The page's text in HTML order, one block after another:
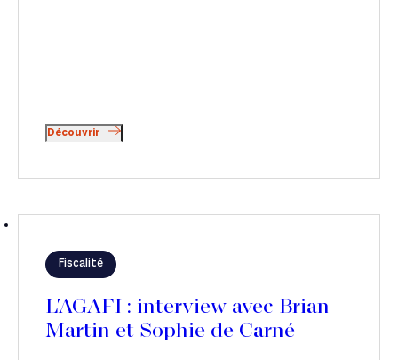
Découvrir
Fiscalité
L'AGAFI : interview avec Brian
Martin et Sophie de Carné-